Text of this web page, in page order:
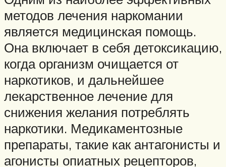
методов лечения наркомании
является медицинская помощь.
Она включает в себя детоксикацию,
когда организм очищается от
наркотиков, и дальнейшее
лекарственное лечение для
снижения желания потреблять
наркотики. Медикаментозные
препараты, такие как антагонисты и
агонисты опиатных рецепторов,